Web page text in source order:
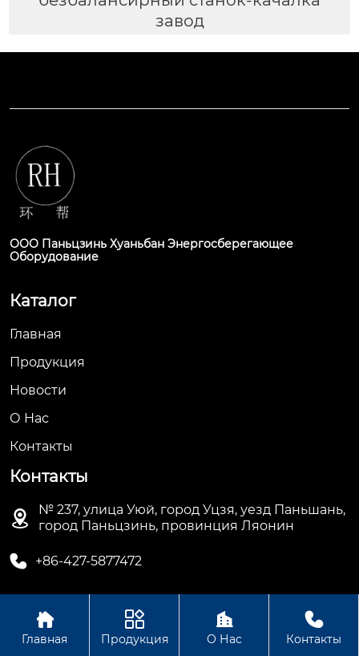
завод
ООО Паньцзинь Хуаньбан Энергосберегающее
Оборудование
Каталог
Главная
Продукция
Новости
О Hас
Контакты
Контакты

№ 237, улица Уюй, город Уцзя, уезд Паньшань,
город Паньцзинь, провинция Ляонин
 +86-427-5877472
Авторское право©ООО Паньцзинь Хуаньбан
Энергосберегающее Оборудование

Главная

Продукция

О Нас

Контакты